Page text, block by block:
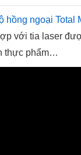
hồng ngoại Total
với tia laser
thực phẩm…